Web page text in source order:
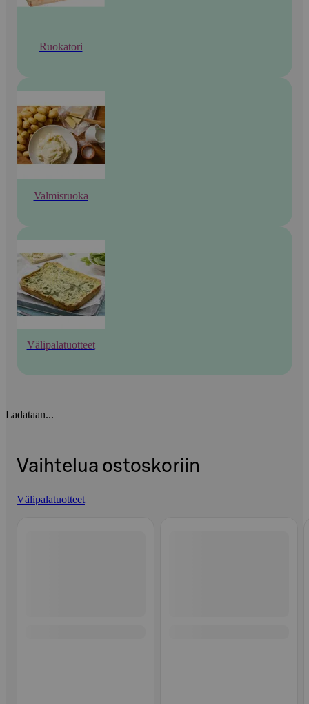
Ruokatori
Valmisruoka
Välipalatuotteet
Ladataan...
Vaihtelua ostoskoriin
Välipalatuotteet